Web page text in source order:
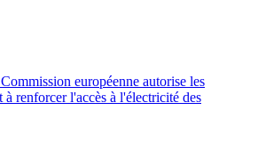
européenne autorise les
à renforcer l'accès à l'électricité des